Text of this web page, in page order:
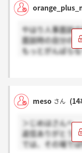
やはり人事面談
面談時の自分の
もっとがんばら
meso さん (14
＞じめはさんへ
返信ありがとう
では、その場で